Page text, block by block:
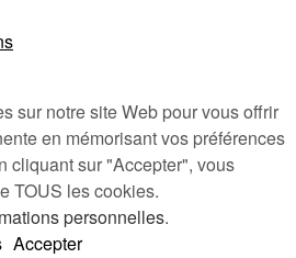
sur notre site Web pour vous offrir
en mémorisant vos préférences
cliquant sur "Accepter", vous
TOUS les cookies.
personnelles.
Accepter